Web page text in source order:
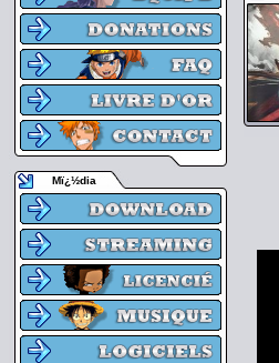
Mï¿½dia